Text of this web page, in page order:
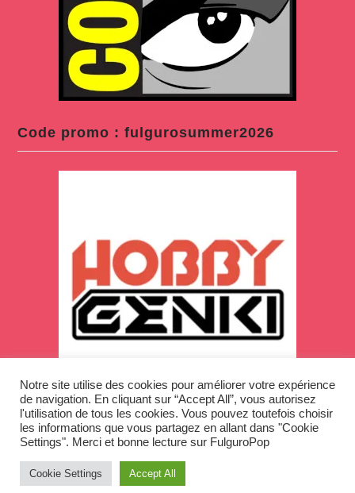
Code promo : fulgurosummer2026
Copyright © 2026
Notre site utilise des cookies pour améliorer votre expérience
de navigation. En cliquant sur “Accept All”, vous autorisez
l'utilisation de tous les cookies. Vous pouvez toutefois choisir
les informations que vous partagez en allant dans "Cookie
Settings". Merci et bonne lecture sur FulguroPop
Cookie Settings Accept All